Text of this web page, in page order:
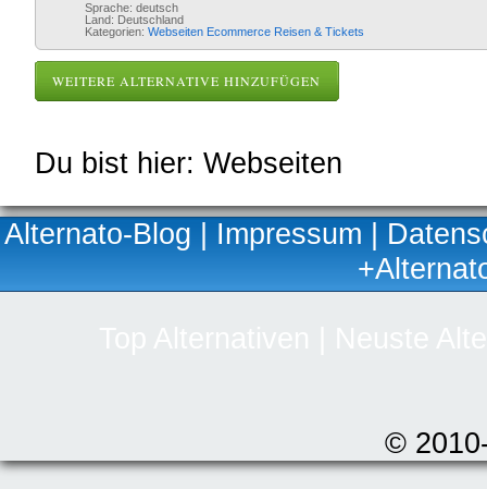
Sprache: deutsch
Land: Deutschland
Kategorien: Webseiten Ecommerce Reisen & Tickets
WEITERE ALTERNATIVE HINZUFÜGEN
Du bist hier: Webseiten
Alternato-Blog | Impressum |
©